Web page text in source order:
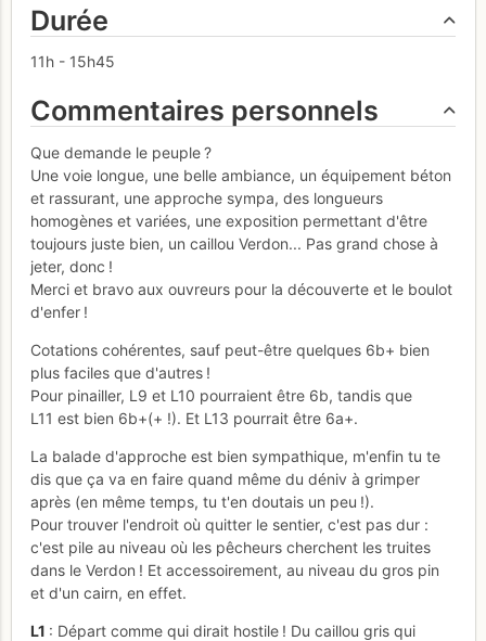
Durée
11h - 15h45
Commentaires personnels
Que demande le peuple ?
Une voie longue, une belle ambiance, un équipement béton
et rassurant, une approche sympa, des longueurs
homogènes et variées, une exposition permettant d'être
toujours juste bien, un caillou Verdon... Pas grand chose à
jeter, donc !
Merci et bravo aux ouvreurs pour la découverte et le boulot
d'enfer !
Cotations cohérentes, sauf peut-être quelques 6b+ bien
plus faciles que d'autres !
Pour pinailler, L9 et L10 pourraient être 6b, tandis que
L11 est bien 6b+(+ !). Et L13 pourrait être 6a+.
La balade d'approche est bien sympathique, m'enfin tu te
dis que ça va en faire quand même du déniv à grimper
après (en même temps, tu t'en doutais un peu !).
Pour trouver l'endroit où quitter le sentier, c'est pas dur :
c'est pile au niveau où les pêcheurs cherchent les truites
dans le Verdon ! Et accessoirement, au niveau du gros pin
et d'un cairn, en effet.
L1 : Départ comme qui dirait hostile ! Du caillou gris qui